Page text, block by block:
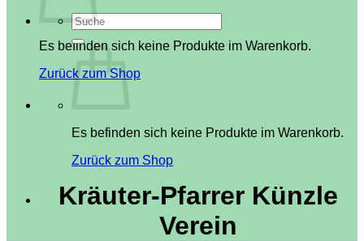
Es befinden sich keine Produkte im Warenkorb.
Zurück zum Shop
Suchen
nach:
Es befinden sich keine Produkte im Warenkorb.
Zurück zum Shop
Kräuter-Pfarrer Künzle
Verein